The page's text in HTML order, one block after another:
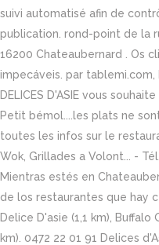
suivi automatisé afin de
publication. rond-point de la
16200 Chateaubernard . Os
impecáveis. par
DELICES D'ASIE vous
Petit bémol....les plats ne
toutes les infos sur le
Wok, Grillades a Volont... -
Mientras estés en
de los restaurantes que hay
Delice D'asie (1,1 km), Buffalo
km). 0472 22 01 91 Delices